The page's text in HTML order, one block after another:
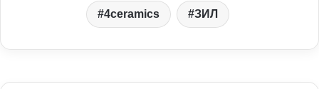
4ceramics ЗИЛ